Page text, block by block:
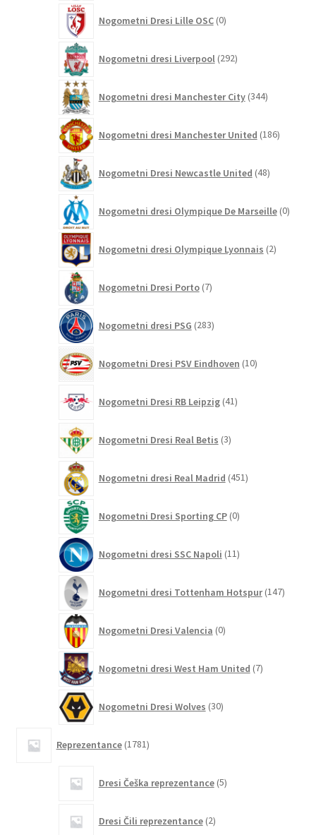
Nogometni Dresi Lille OSC 0izdelkov
Nogometni dresi Liverpool 292izdelkov
Nogometni dresi Manchester City 344izdelkov
Nogometni dresi Manchester United 186izdelkov
Nogometni Dresi Newcastle United 48izdelkov
Nogometni dresi Olympique De Marseille 0
Nogometni dresi Olympique Lyonnais 2izdelka
Nogometni Dresi Porto 7izdelkov
Nogometni dresi PSG 283izdelkov
Nogometni Dresi PSV Eindhoven 10izdelkov
Nogometni Dresi RB Leipzig 41izdelkov
Nogometni Dresi Real Betis 3izdelki
Nogometni dresi Real Madrid 451izdelkov
Nogometni Dresi Sporting CP 0izdelkov
Nogometni dresi SSC Napoli 11izdelkov
Nogometni dresi Tottenham Hotspur 147
Nogometni Dresi Valencia 0izdelkov
Nogometni dresi West Ham United 7izdelkov
Nogometni Dresi Wolves 30izdelkov
Reprezentance 1781izdelkov
Dresi Češka reprezentance 5izdelkov
Dresi Čili reprezentance 2izdelka